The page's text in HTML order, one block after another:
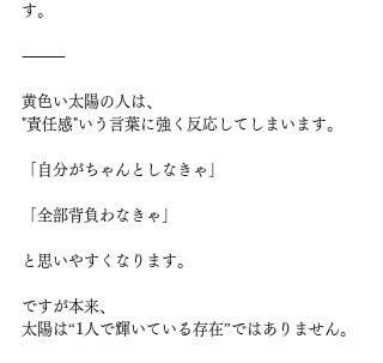
す。
⸻
黄色い太陽の人は、
"責任感"いう言葉に強く反応してしまいます。
「自分がちゃんとしなきゃ」
「全部背負わなきゃ」
と思いやすくなります。
ですが本来、
太陽は“1人で輝いている存在”ではありません。